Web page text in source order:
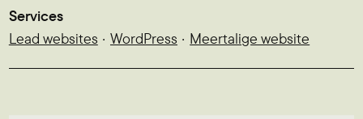
Services
Lead websites
WordPress Meertalige website